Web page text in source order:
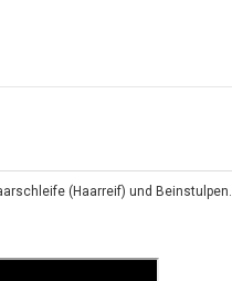
(Haarreif) und Beinstulpen.